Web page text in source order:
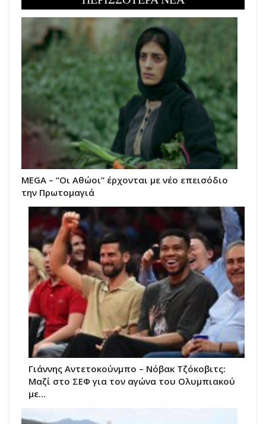
MEGA – “Οι Αθώοι” έρχονται με νέο επεισόδιο
την Πρωτομαγιά
Γιάννης Αντετοκούνμπο – Νόβακ Τζόκοβιτς:
Μαζί στο ΣΕΦ για τον αγώνα του Ολυμπιακού
με…